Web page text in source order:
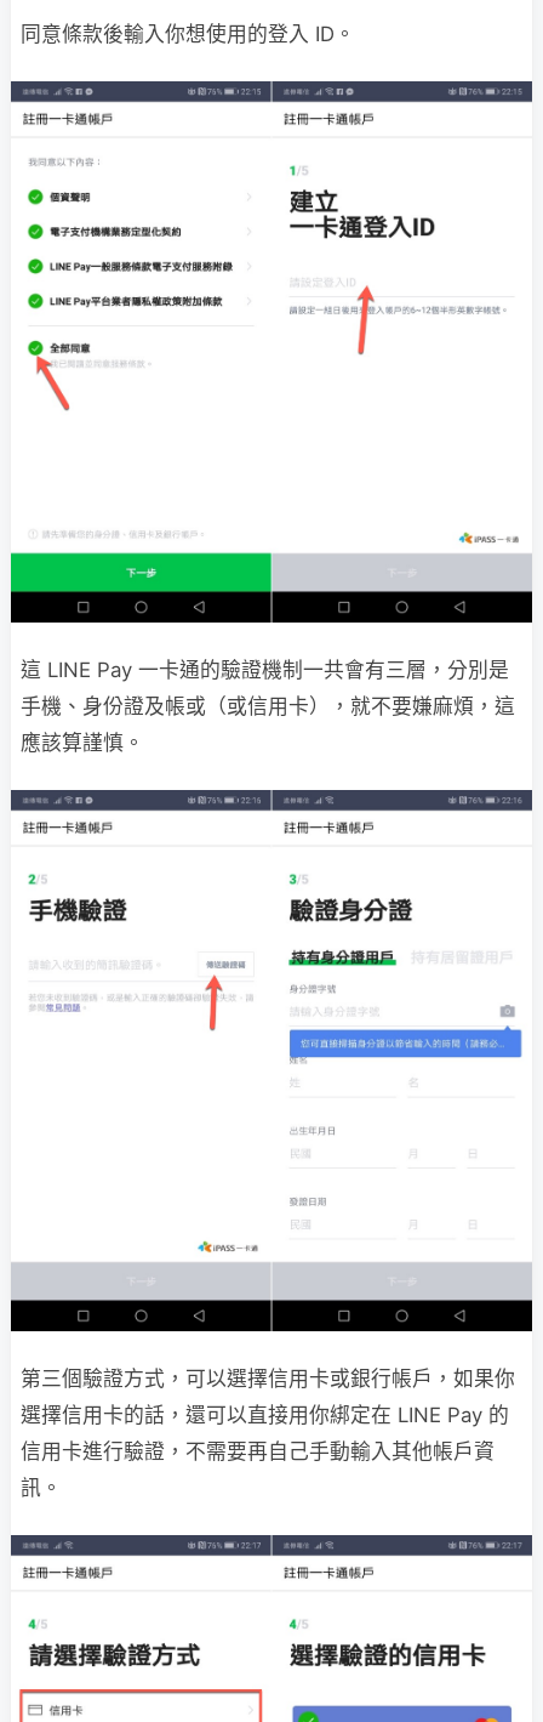
同意條款後輸入你想使用的登入 ID。
這 LINE Pay 一卡通的驗證機制一共會有三層，分別是
手機、身份證及帳或（或信用卡），就不要嫌麻煩，這
應該算謹慎。
第三個驗證方式，可以選擇信用卡或銀行帳戶，如果你
選擇信用卡的話，還可以直接用你綁定在 LINE Pay 的
信用卡進行驗證，不需要再自己手動輸入其他帳戶資
訊。